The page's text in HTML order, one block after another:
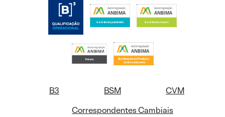
B3 BSM
CVM
Correspondentes Cambiais